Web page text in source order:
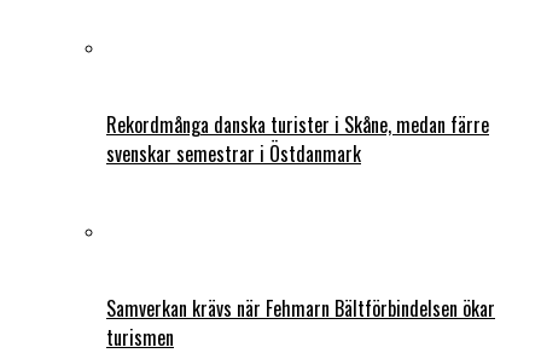
Rekordmånga danska turister i Skåne, medan färre
svenskar semestrar i Östdanmark
Samverkan krävs när Fehmarn Bältförbindelsen ökar
turismen